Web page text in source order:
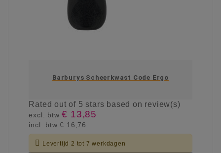
Barburys Scheerkwast Code Ergo
Ratedout of 5 stars based on review(s)
excl. btw€ 13,85
incl. btw€ 16,76
 Levertijd 2 tot 7 werkdagen